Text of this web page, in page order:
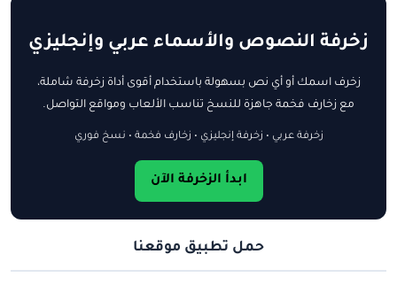
زخرفة النصوص والأسماء عربي وإنجليزي
زخرف اسمك أو أي نص بسهولة باستخدام أقوى أداة زخرفة شاملة،
مع زخارف فخمة جاهزة للنسخ تناسب الألعاب ومواقع التواصل.
زخرفة عربي • زخرفة إنجليزي • زخارف فخمة • نسخ فوري
ابدأ الزخرفة الآن
حمل تطبيق موقعنا